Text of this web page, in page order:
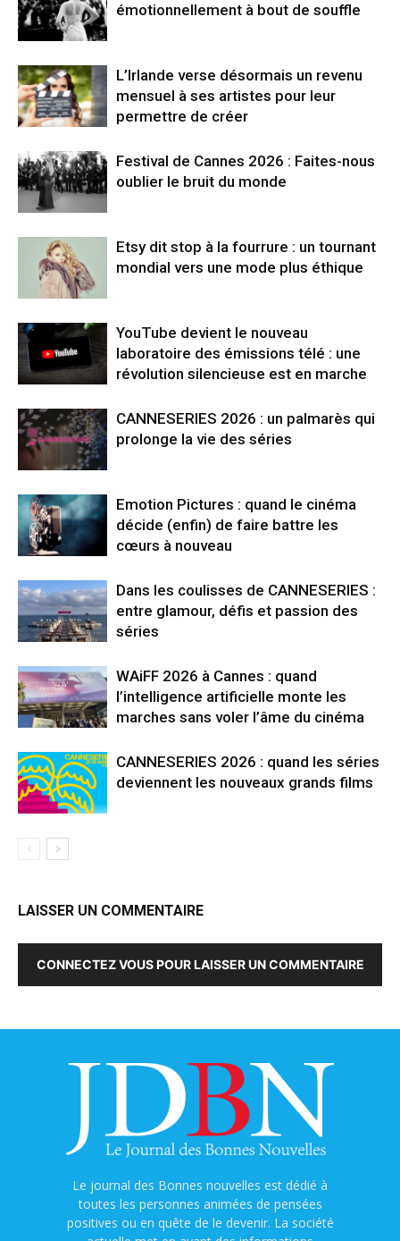
émotionnellement à bout de souffle
L’Irlande verse désormais un revenu
mensuel à ses artistes pour leur
permettre de créer
Festival de Cannes 2026 : Faites-nous
oublier le bruit du monde
Etsy dit stop à la fourrure : un tournant
mondial vers une mode plus éthique
YouTube devient le nouveau
laboratoire des émissions télé : une
révolution silencieuse est en marche
CANNESERIES 2026 : un palmarès qui
prolonge la vie des séries
Emotion Pictures : quand le cinéma
décide (enfin) de faire battre les
cœurs à nouveau
Dans les coulisses de CANNESERIES :
entre glamour, défis et passion des
séries
WAiFF 2026 à Cannes : quand
l’intelligence artificielle monte les
marches sans voler l’âme du cinéma
CANNESERIES 2026 : quand les séries
deviennent les nouveaux grands films
LAISSER UN COMMENTAIRE
CONNECTEZ VOUS POUR LAISSER UN COMMENTAIRE
Le journal des Bonnes nouvelles est dédié à
toutes les personnes animées de pensées
positives ou en quête de le devenir. La société